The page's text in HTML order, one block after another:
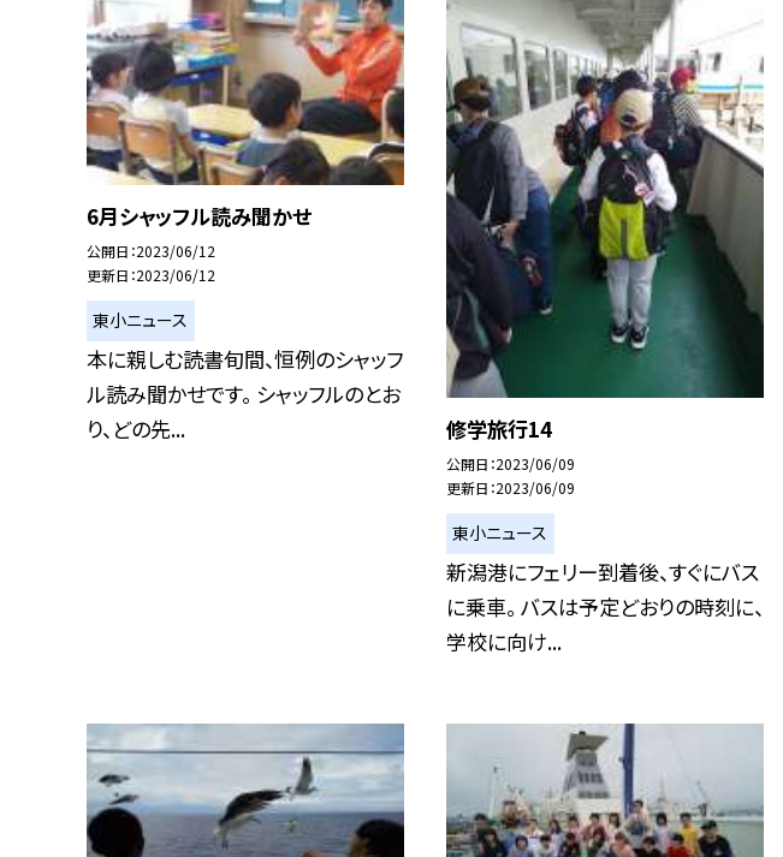
6月シャッフル読み聞かせ
公開日 2023/06/12
更新日 2023/06/12
東小ニュース
本に親しむ読書旬間、恒例のシャッフ
ル読み聞かせです。 シャッフルのとお
り、どの先...
修学旅行14
公開日 2023/06/09
更新日 2023/06/09
東小ニュース
新潟港にフェリー到着後、すぐにバス
に乗車。 バスは予定どおりの時刻に、
学校に向け...